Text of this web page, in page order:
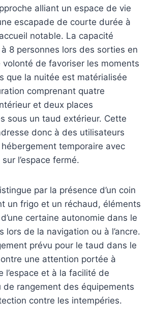
alliant un espace de vie
escapade de courte durée à
notable. La capacité
8 personnes lors des sorties en
volonté de favoriser les moments
que la nuitée est matérialisée
comprenant quatre
et deux places
sous un taud extérieur. Cette
donc à des utilisateurs
temporaire avec
l’espace fermé.
par la présence d’un coin
un frigo et un réchaud, éléments
certaine autonomie dans le
lors de la navigation ou à l’ancre.
prévu pour le taud dans le
une attention portée à
l’espace et à la facilité de
de rangement des équipements
contre les intempéries.